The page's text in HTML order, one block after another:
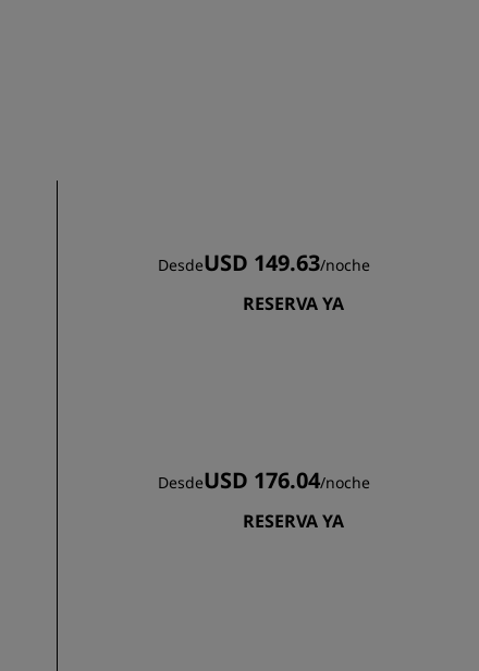
DesdeUSD 149.63/noche
RESERVA YA
DesdeUSD 176.04/noche
RESERVA YA